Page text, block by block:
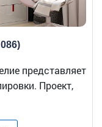
представляет
Проект,